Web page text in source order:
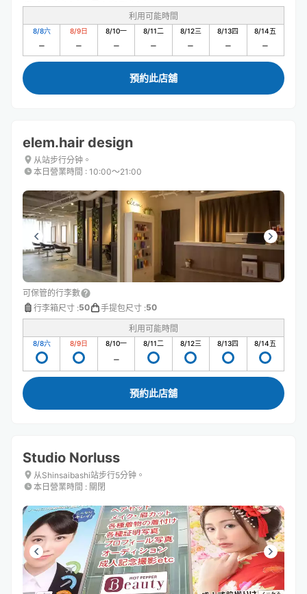
利用可能時間
8/8六 8/9日 8/10一 8/11二 8/12三 8/13四 8/14五
預約此店舖
elem.hair design
从站步行分钟。
本日營業時間 : 10:00〜21:00
可保管的行李數
行李箱尺寸 :50 手提包尺寸 :50
利用可能時間
8/8六 8/9日 8/10一 8/11二 8/12三 8/13四 8/14五
預約此店舖
Studio Norluss
从Shinsaibashi站步行5分钟。
本日營業時間 : 關閉